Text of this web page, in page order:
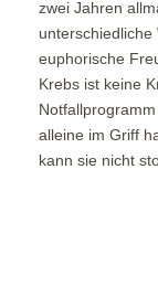
zwei Jahren
unterschiedliche
euphorische
Krebs ist keine
alleine im Griff
kann sie nicht